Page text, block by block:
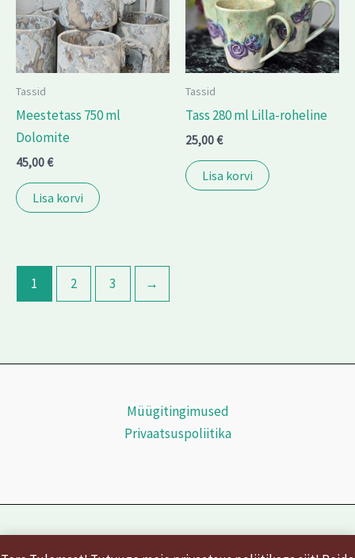
Tassid
Meestetass 750 ml
Dolomite
45,00€
Lisa korvi
Tassid
Tass 280 ml Lilla-roheline
25,00€
Lisa korvi
1 2 3 →
Müügitingimused
Privaatsuspoliitika